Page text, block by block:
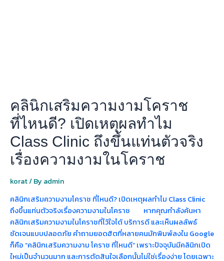
คลินิกเสริมความงามโคราช
ที่ไหนดี? เปิดเหตุผลทำไม
Class Clinic ถึงขึ้นแท่นตัวจริง
เรื่องความงามในโคราช
korat/ By admin
คลินิกเสริมความงามโคราช ที่ไหนดี? เปิดเหตุผลทำไม Class Clinic
ถึงขึ้นแท่นตัวจริงเรื่องความงามในโคราช หากคุณกำลังค้นหา
คลินิกเสริมความงามในโคราชที่ไว้ใจได้ บริการดี และเห็นผลลัพธ์
ชัดเจนแบบปลอดภัย คำถามยอดฮิตที่หลายคนมักพิมพ์ลงใน Google
ก็คือ “คลินิกเสริมความงาม โคราช ที่ไหนดี” เพราะปัจจุบันมีคลินิกเปิด
ใหม่เป็นจำนวนมาก และการตัดสินใจเลือกนั้นไม่ใช่เรื่องง่าย โดยเฉพาะ
แท่น
ตัว
จริง
เรื่อง
ความ
งาม
โคราช